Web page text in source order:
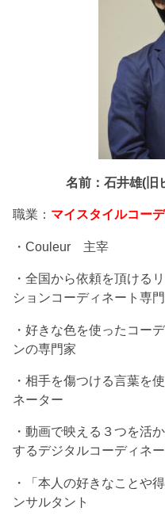
名前：石井雄(旧
職業： マイスタイルコー
・Couleur 主宰
・全国から依頼を頂ける
ションコーディネート専
・好きな色を使ったコー
ンの専門家
・相手を傷つける言葉を
ネーター
・動画で映える３つを活
するデジタルコーディネ
・「本人の好きなことや
ンサルタント